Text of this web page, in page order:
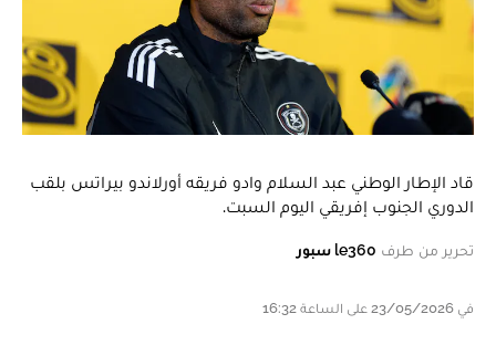
قاد الإطار الوطني عبد السلام وادو فريقه أورلاندو بيراتس بلقب
الدوري الجنوب إفريقي اليوم السبت.
تحرير من طرف le360 سبور
في 23/05/2026 على الساعة 16:32